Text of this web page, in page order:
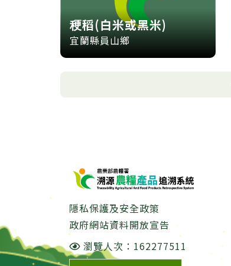
稉稻(白米或黑米)
宜蘭縣員山鄉
隱私保護及安全政策
政府網站資料開放宣告
瀏覽人次：162277511